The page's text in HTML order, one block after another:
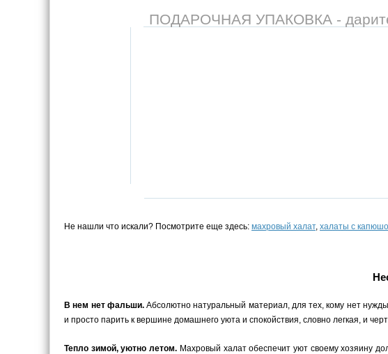
ПОДАРОЧНАЯ УПАКОВКА -
Не нашли что искали? Посмотрите еще здесь: махровый халат, халаты с
В нем нет фальши.Абсолютно натуральный материал, для тех, кому нет
и просто парить к вершине домашнего уюта и спокойствия, словно легкая, и
Тепло зимой, уютно летом. Махровый халат обеспечит уют своему хозяину